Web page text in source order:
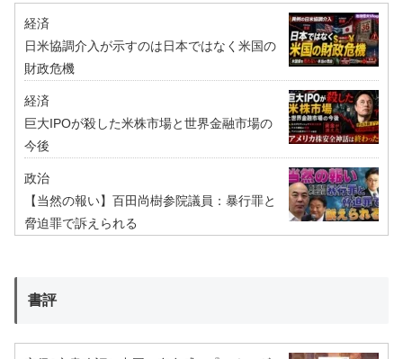
経済
日米協調介入が示すのは日本ではなく米国の
財政危機
経済
巨大IPOが殺した米株市場と世界金融市場の
今後
政治
【当然の報い】百田尚樹参院議員：暴行罪と
脅迫罪で訴えられる
書評